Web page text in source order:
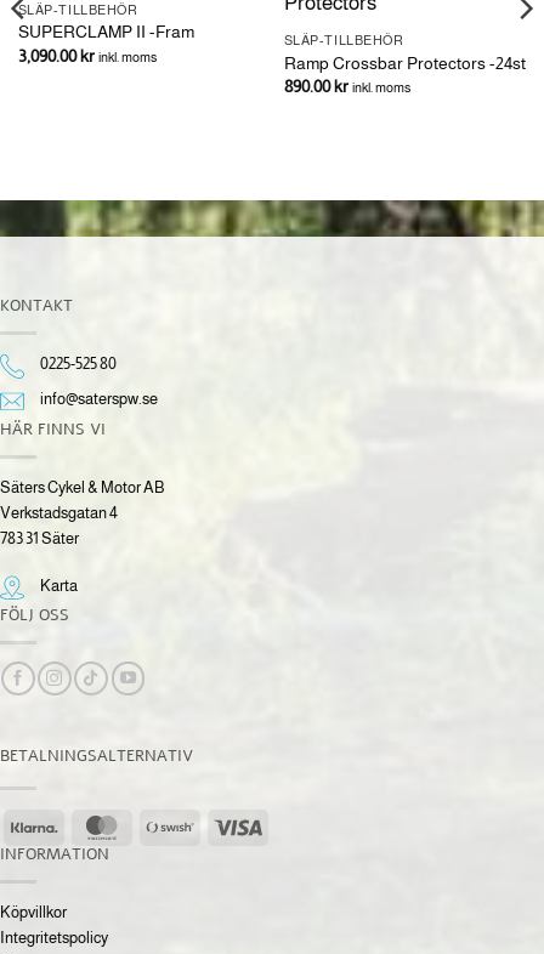
SLÄP-TILLBEHÖR
SUPERCLAMP II -Fram
3,090.00kr inkl. moms
SLÄP-TILLBEHÖR
Ramp Crossbar Protectors -24st
890.00kr inkl. moms
KONTAKT
0225-525 80
info@saterspw.se
HÄR FINNS VI
Säters Cykel & Motor AB
Verkstadsgatan 4
783 31 Säter
Karta
FÖLJ OSS
BETALNINGSALTERNATIV
Klarna MasterCardSwish
INFORMATION
Köpvillkor
Integritetspolicy